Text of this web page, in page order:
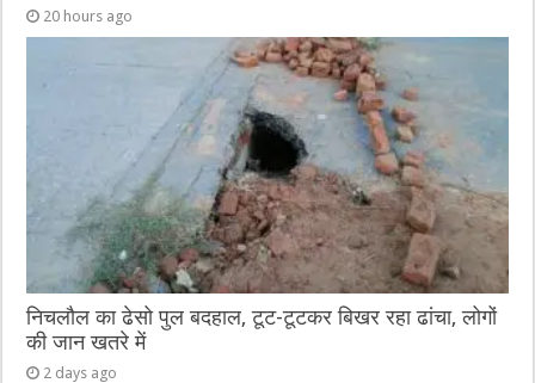
20 hours ago
निचलौल का ढेसो पुल बदहाल, टूट-टूटकर बिखर रहा ढांचा, लोगों
की जान खतरे में
2 days ago